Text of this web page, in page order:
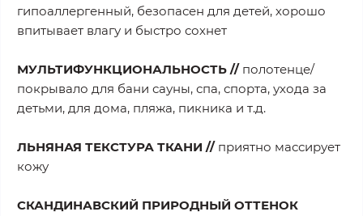
гипоаллергенный, безопасен для детей, хорошо
впитывает влагу и быстро сохнет
МУЛЬТИФУНКЦИОНАЛЬНОСТЬ //полотенце/
покрывало для бани сауны, спа, спорта, ухода за
детьми, для дома, пляжа, пикника и т.д.
ЛЬНЯНАЯ ТЕКСТУРА ТКАНИ //приятно массирует
кожу
СКАНДИНАВСКИЙ ПРИРОДНЫЙ ОТТЕНОК